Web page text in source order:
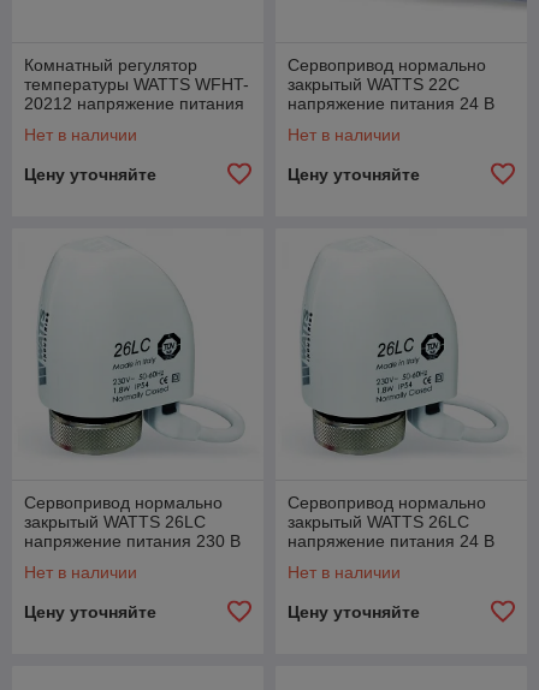
Комнатный регулятор
температуры WATTS WFHT-
20212 напряжение питания
Нет в наличии
Цену уточняйте
Сервопривод нормально
закрытый WATTS 22C
напряжение питания 24 В
Нет в наличии
Цену уточняйте
Сервопривод нормально
закрытый WATTS 26LC
напряжение питания 230 В
Нет в наличии
Цену уточняйте
Сервопривод нормально
закрытый WATTS 26LC
напряжение питания 24 В
Нет в наличии
Цену уточняйте